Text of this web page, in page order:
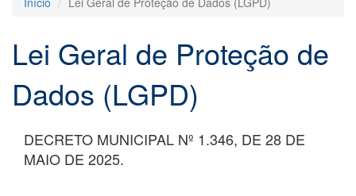
Lei Geral de Proteção de
Dados (LGPD)
DECRETO MUNICIPAL Nº 1.346, DE 28 DE
MAIO DE 2025.